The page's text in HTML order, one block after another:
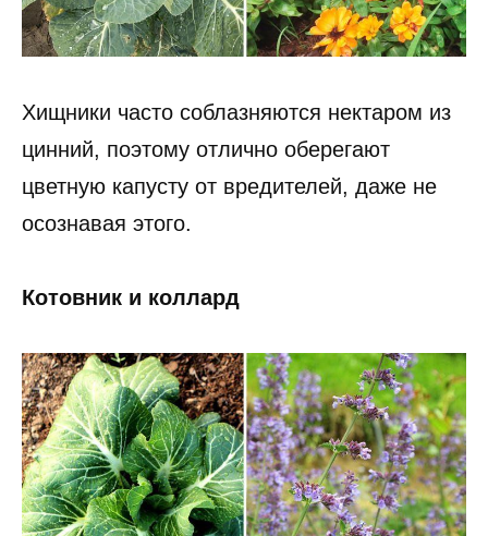
Хищники часто соблазняются нектаром из
цинний, поэтому отлично оберегают
цветную капусту от вредителей, даже не
осознавая этого.
Котовник и коллард